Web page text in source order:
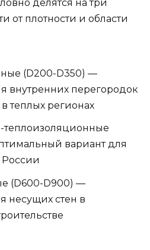
делятся на три
от плотности и области
(D200-D350) —
внутренних перегородок
теплых регионах
теплоизоляционные
вариант для
(D600-D900) —
несущих стен в